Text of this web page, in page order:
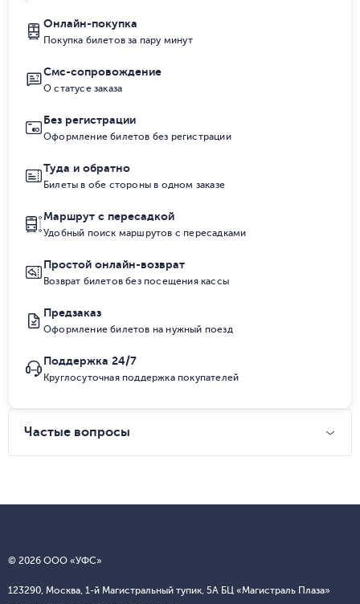
Онлайн-покупка
Покупка билетов за пару минут
Смс-сопровождение
О статусе заказа
Без регистрации
Оформление билетов без регистрации
Туда и обратно
Билеты в обе стороны в одном заказе
Маршрут с пересадкой
Удобный поиск маршрутов с пересадками
Простой онлайн-возврат
Возврат билетов без посещения кассы
Предзаказ
Оформление билетов на нужный поезд
Поддержка 24/7
Круглосуточная поддержка покупателей
Частые вопросы
© 2026 ООО «УФС»
123290, Москва, 1-й Магистральный тупик, 5А БЦ «Магистраль Плаза»